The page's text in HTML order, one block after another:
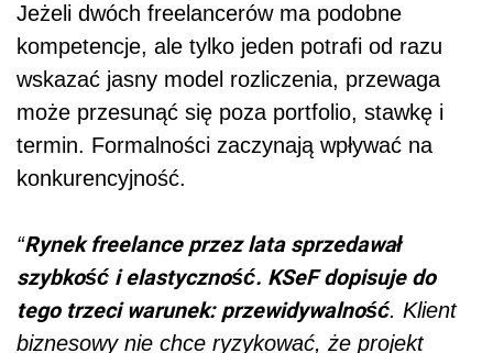
Jeżeli dwóch freelancerów ma podobne
kompetencje, ale tylko jeden potrafi od razu
wskazać jasny model rozliczenia, przewaga
może przesunąć się poza portfolio, stawkę i
termin. Formalności zaczynają wpływać na
konkurencyjność.
“Rynek freelance przez lata sprzedawał
szybkość i elastyczność. KSeF dopisuje do
tego trzeci warunek: przewidywalność. Klient
biznesowy nie chce ryzykować, że projekt